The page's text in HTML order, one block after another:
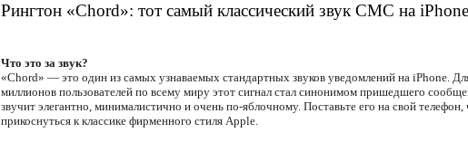
Рингтон «Chord»: тот самый классический звук СМС на iPhone
Что это за звук?
«Chord» — это один из самых узнаваемых стандартных звуков уведомлений на iPhone.
миллионов пользователей по всему миру этот сигнал стал синонимом пришедшего
звучит элегантно, минималистично и очень по-яблочному. Поставьте его на свой
прикоснуться к классике фирменного стиля Apple.